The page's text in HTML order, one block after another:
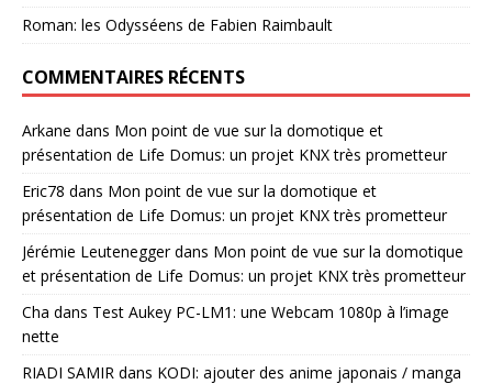
Roman: les Odysséens de Fabien Raimbault
COMMENTAIRES RÉCENTS
Arkane dans Mon point de vue sur la domotique et
présentation de Life Domus: un projet KNX très prometteur
Eric78 dans Mon point de vue sur la domotique et
présentation de Life Domus: un projet KNX très prometteur
Jérémie Leuteneggerdans Mon point de vue sur la domotique
et présentation de Life Domus: un projet KNX très prometteur
Cha dans Test Aukey PC-LM1: une Webcam 1080p à l’image
nette
RIADI SAMIR dans KODI: ajouter des anime japonais / manga